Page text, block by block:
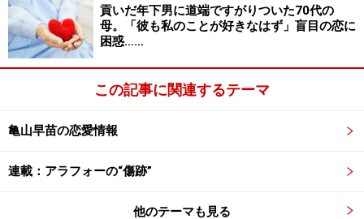
なんだよ』とまで言い出して、『あなたがちゃんとやら
ないからでしょ』と大げんか。子どもたちは怯えて部屋
にこもってしまうし、夫は家を出て行ってしまうし。私
もばかばかしくなって大掃除は中止しました（笑）」
ミサさん。今回ばかりはきちんと話し合わないと、お互
いの距離が離れるばかりだと危機感を抱いたという。
貢いだ年下男に道端ですがりついた70代の
母。「彼も私のことが好きなはず」盲目の恋に
困惑……
この記事に関連するテーマ
亀山早苗の恋愛情報
連載：アラフォーの“傷跡”
他のテーマも見る